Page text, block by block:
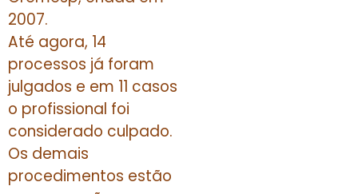
2007.
Até agora, 14
processos já foram
julgados e em 11 casos
o profissional foi
considerado culpado.
Os demais
procedimentos estão